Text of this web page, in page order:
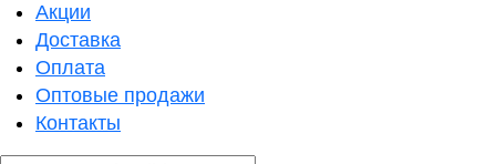
Акции
Доставка
Оплата
Оптовые продажи
Контакты